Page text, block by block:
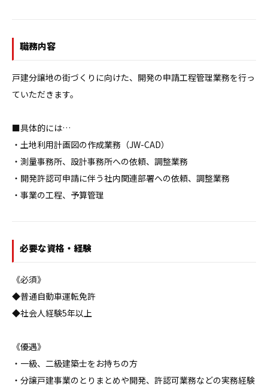
職務内容
戸建分譲地の街づくりに向けた、開発の申請工程管理業務を行っ
ていただきます。
■具体的には…
・土地利用計画図の作成業務（JW-CAD）
・測量事務所、設計事務所への依頼、調整業務
・開発許認可申請に伴う社内関連部署への依頼、調整業務
・事業の工程、予算管理
必要な資格・経験
《必須》
◆普通自動車運転免許
◆社会人経験5年以上
《優遇》
・一級、二級建築士をお持ちの方
・分譲戸建事業のとりまとめや開発、許認可業務などの実務経験